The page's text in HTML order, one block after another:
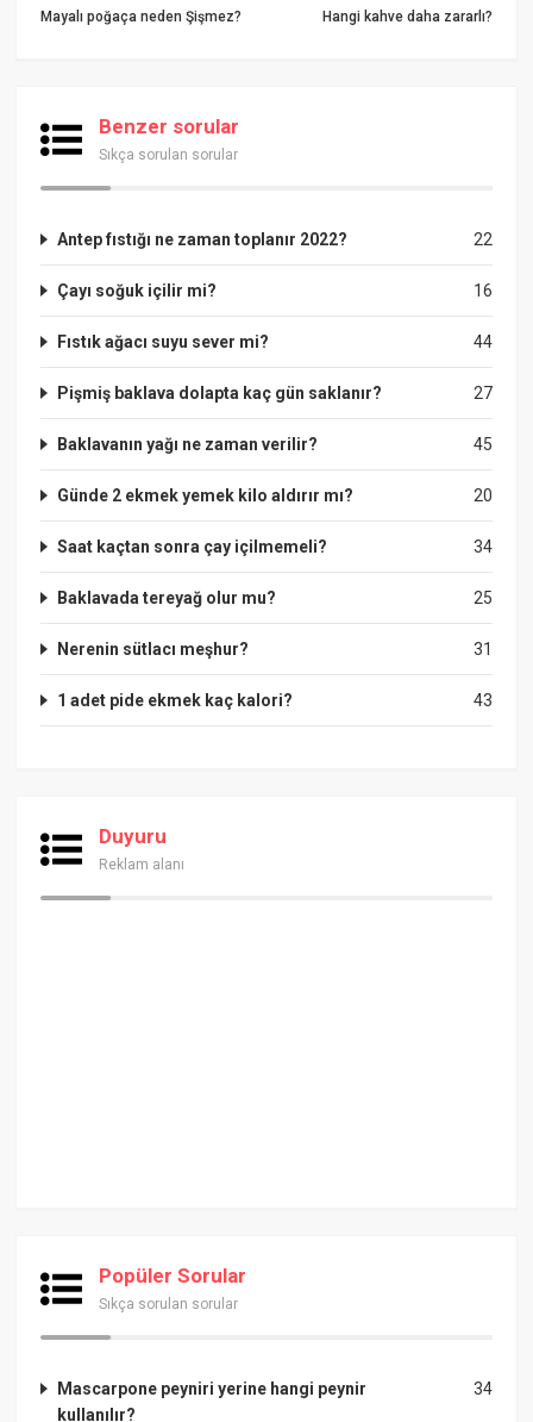
Mayalı poğaça neden Şişmez? Hangi kahve daha zararlı?
Benzer sorular
Sıkça sorulan sorular
22
Antep fıstığı ne zaman toplanır 2022?
16
Çayı soğuk içilir mi?
44
Fıstık ağacı suyu sever mi?
27
Pişmiş baklava dolapta kaç gün saklanır?
45
Baklavanın yağı ne zaman verilir?
20
Günde 2 ekmek yemek kilo aldırır mı?
34
Saat kaçtan sonra çay içilmemeli?
25
Baklavada tereyağ olur mu?
31
Nerenin sütlacı meşhur?
43
1 adet pide ekmek kaç kalori?
Duyuru
Reklam alanı
Popüler Sorular
Sıkça sorulan sorular
34
Mascarpone peyniri yerine hangi peynir
kullanılır?